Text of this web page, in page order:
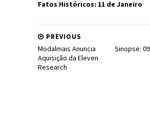
Fatos Históricos: 11 de Janeiro
Sinopse:
PREVIOUS
Modalmais Anuncia
Aquisição da Eleven
Research